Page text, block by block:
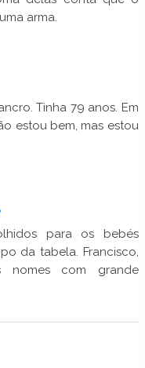
arma.
Tinha 79 anos. Em
estou bem, mas estou
para os bebés
da tabela. Francisco,
nomes com grande